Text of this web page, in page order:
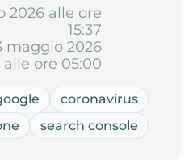
2026 alle ore
15:37
maggio 2026
alle ore 05:00
coronavirus
search console